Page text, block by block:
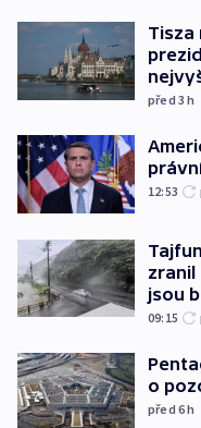
Tisza
před 3h
12:53
zranil
jsou
09:15
o
před 6h